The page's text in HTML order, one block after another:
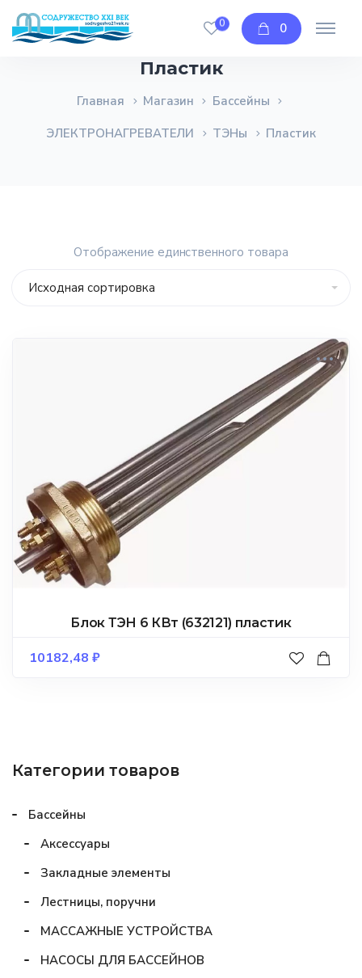
0
0
Пластик
Главная Магазин
Бассейны
ЭЛЕКТРОНАГРЕВАТЕЛИ
ТЭНы Пластик
Отображение единственного товара
Блок ТЭН 6 КВт (632121) пластик
10182,48 ₽
Категории товаров
Бассейны
Аксессуары
Закладные элементы
Лестницы, поручни
МАССАЖНЫЕ УСТРОЙСТВА
НАСОСЫ ДЛЯ БАССЕЙНОВ